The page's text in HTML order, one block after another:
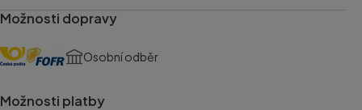
Možnosti dopravy
Osobní odběr
Možnosti platby